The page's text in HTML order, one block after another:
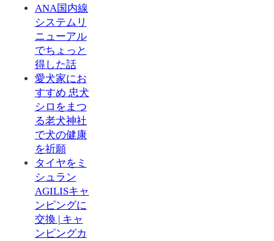
ANA国内線
システムリ
ニューアル
でちょっと
得した話
愛犬家にお
すすめ 忠犬
シロをまつ
る老犬神社
で犬の健康
を祈願
タイヤをミ
シュラン
AGILISキャ
ンピングに
交換 | キャ
ンピングカ